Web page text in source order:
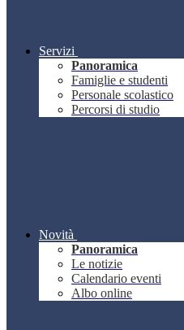
Servizi
Panoramica
Famiglie e studenti
Personale scolastico
Percorsi di studio
Novità
Panoramica
Le notizie
Calendario eventi
Albo online